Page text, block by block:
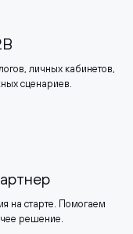
личных кабинетов,
сценариев.
на старте. Помогаем
решение.